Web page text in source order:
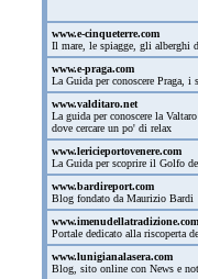
www.e-cinqueterre.com
Il mare, le spiagge, gli alberghi
www.e-praga.com
La Guida per conoscere Praga,
www.valditaro.net
La guida per conoscere la
dove cercare un po' di relax
www.lericieportovenere.com
La Guida per scoprire il Golfo
www.bardireport.com
Blog fondato da Maurizio Bardi
www.imenudellatradizione.com
Portale dedicato alla riscoperta
www.lunigianalasera.com
Blog, sito online con News e